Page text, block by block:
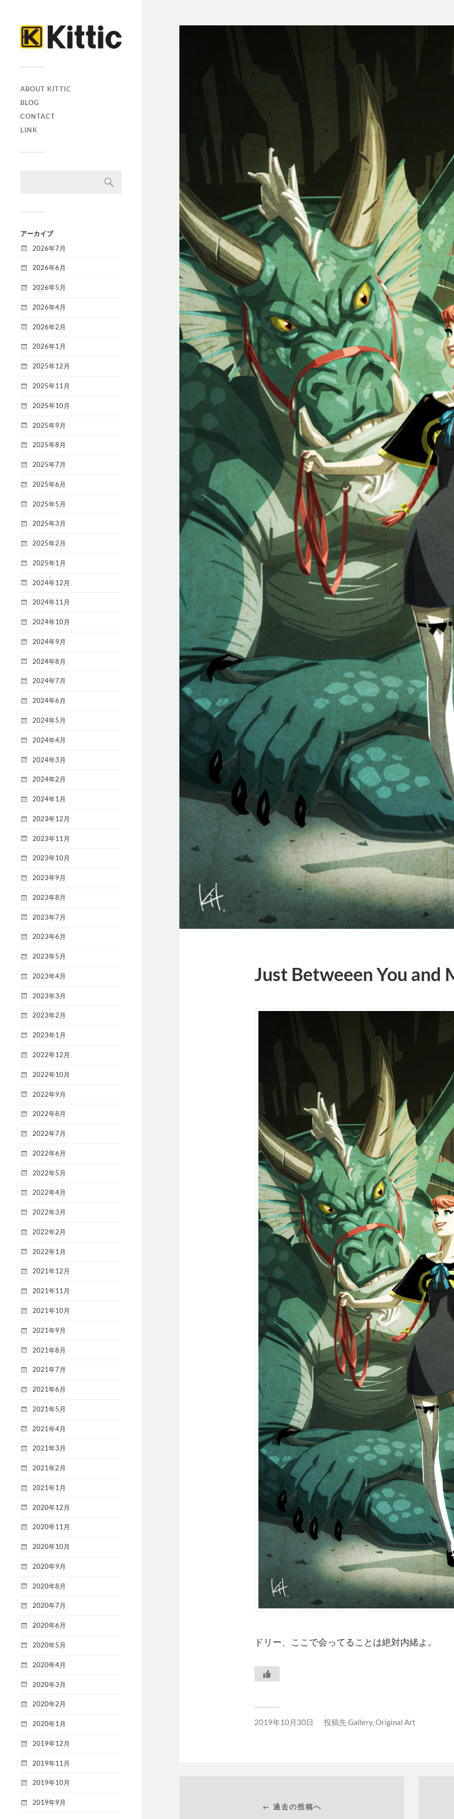
ABOUT KITTIC
BLOG
CONTACT
LINK
アーカイブ
2026年7月
2026年6月
2026年5月
2026年4月
2026年2月
2026年1月
2025年12月
2025年11月
2025年10月
2025年9月
2025年8月
2025年7月
2025年6月
2025年5月
2025年3月
2025年2月
2025年1月
2024年12月
2024年11月
2024年10月
2024年9月
2024年8月
2024年7月
2024年6月
2024年5月
2024年4月
2024年3月
2024年2月
2024年1月
2023年12月
2023年11月
2023年10月
2023年9月
2023年8月
2023年7月
2023年6月
2023年5月
2023年4月
2023年3月
2023年2月
2023年1月
2022年12月
2022年10月
2022年9月
2022年8月
2022年7月
2022年6月
2022年5月
2022年4月
2022年3月
2022年2月
2022年1月
2021年12月
2021年11月
2021年10月
2021年9月
2021年8月
2021年7月
2021年6月
2021年5月
2021年4月
2021年3月
2021年2月
2021年1月
2020年12月
2020年11月
2020年10月
2020年9月
2020年8月
2020年7月
2020年6月
2020年5月
2020年4月
2020年3月
2020年2月
2020年1月
2019年12月
2019年11月
2019年10月
2019年9月
Just Betweeen You and
ドリー、ここで会ってることは絶対内緒よ。
2019年10月30日 投稿先Gallery,Original Art
← 過去の投稿へ